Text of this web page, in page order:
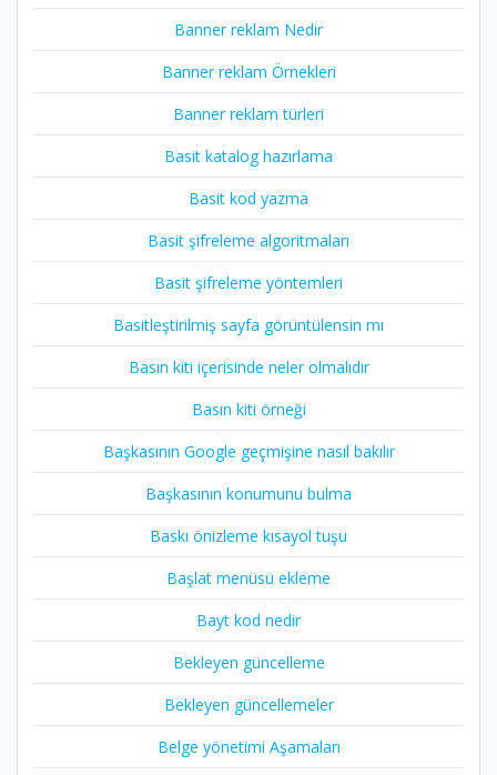
Banner reklam Nedir
Banner reklam Örnekleri
Banner reklam türleri
Basit katalog hazırlama
Basit kod yazma
Basit şifreleme algoritmaları
Basit şifreleme yöntemleri
Basitleştirilmiş sayfa görüntülensin mı
Basın kiti içerisinde neler olmalıdır
Basın kiti örneği
Başkasının Google geçmişine nasıl bakılır
Başkasının konumunu bulma
Baskı önizleme kısayol tuşu
Başlat menüsü ekleme
Bayt kod nedir
Bekleyen güncelleme
Bekleyen güncellemeler
Belge yönetimi Aşamaları